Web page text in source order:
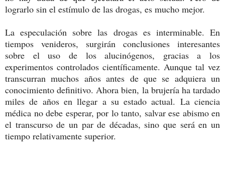
lograrlo sin el estímulo de las drogas, es mucho mejor.
La especulación sobre las drogas es interminable. En
tiempos venideros, surgirán conclusiones interesantes
sobre el uso de los alucinógenos, gracias a los
experimentos controlados científicamente. Aunque tal vez
transcurran muchos años antes de que se adquiera un
conocimiento definitivo. Ahora bien, la brujería ha tardado
miles de años en llegar a su estado actual. La ciencia
médica no debe esperar, por lo tanto, salvar ese abismo en
el transcurso de un par de décadas, sino que será en un
tiempo relativamente superior.